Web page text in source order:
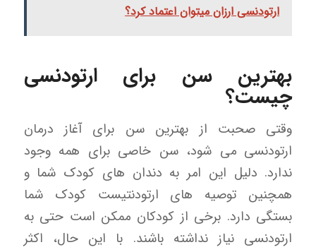
ارتودنسی ارزان میتوان اعتماد کرد؟
بهترین سن برای ارتودنسی
چیست؟
وقتی صحبت از بهترین سن برای آغاز درمان
ارتودنسی می شود، سن خاصی برای همه وجود
ندارد. دلیل این امر به دندان های کودک شما و
همچنین توصیه های ارتودنتیست کودک شما
بستگی دارد. برخی از کودکان ممکن است حتی به
ارتودنسی نیاز نداشته باشند. با این حال، اکثر